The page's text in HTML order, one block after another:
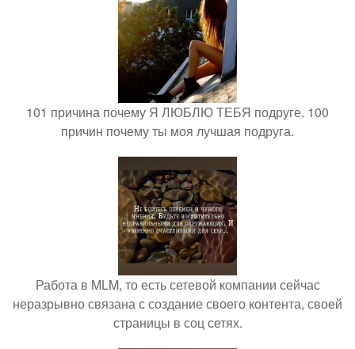
101 причина почему Я ЛЮБЛЮ ТЕБЯ подруге. 100
причин почему ты моя лучшая подруга.
Работа в MLM, то есть сетевой компании сейчас
неразрывно связана с создание своего контента, своей
страницы в соц сетях.